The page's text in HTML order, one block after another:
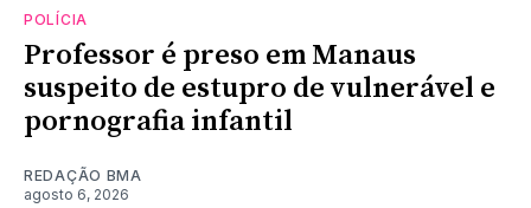
POLÍCIA
Professor é preso em Manaus
suspeito de estupro de vulnerável e
pornografia infantil
REDAÇÃO BMA
agosto 6, 2026